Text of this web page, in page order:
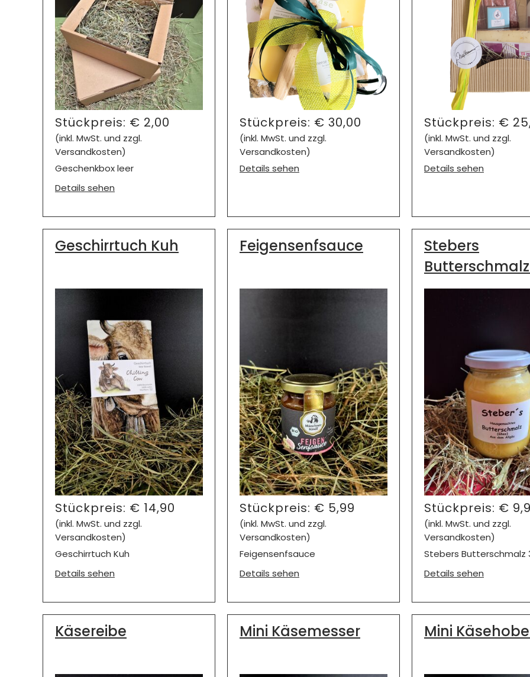
Stückpreis: € 2,00
(inkl. MwSt. und zzgl.
Versandkosten)
Geschenkbox leer
Details sehen
Stückpreis: € 30,00
(inkl. MwSt. und zzgl.
Versandkosten)
Details sehen
Stückpreis: €
(inkl. MwSt. und zzgl.
Versandkosten)
Details sehen
Geschirrtuch Kuh
Stückpreis: € 14,90
(inkl. MwSt. und zzgl.
Versandkosten)
Geschirrtuch Kuh
Details sehen
Feigensenfsauce
Stückpreis: € 5,99
(inkl. MwSt. und zzgl.
Versandkosten)
Feigensenfsauce
Details sehen
Stebers
Stückpreis: €
(inkl. MwSt. und zzgl.
Versandkosten)
Stebers Butterschmalz
Details sehen
Käsereibe Mini Käsemesser Mini